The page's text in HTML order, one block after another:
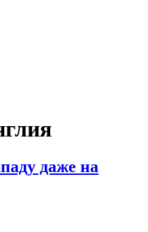
даже на